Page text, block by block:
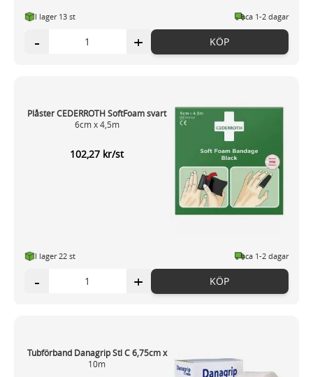
I lager 13 st ca 1-2 dagar
- + KÖP
Plåster CEDERROTH SoftFoam svart
6cm x 4,5m
102,27 kr/st
I lager 22 st ca 1-2 dagar
- + KÖP
Tubförband Danagrip Stl C 6,75cm x
10m